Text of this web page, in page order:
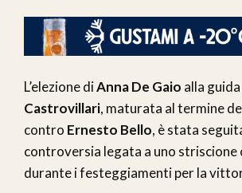
L’elezione diAnna De Gaio alla
Castrovillari, maturata al termine
contro Ernesto Bello, è stata
controversia legata a uno striscione
durante i festeggiamenti per la